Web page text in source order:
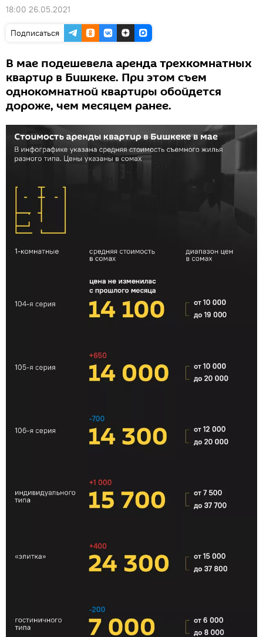
18:00 26.05.2021
Подписаться
В мае подешевела аренда трехкомнатных
квартир в Бишкеке. При этом съем
однокомнатной квартиры обойдется
дороже, чем месяцем ранее.